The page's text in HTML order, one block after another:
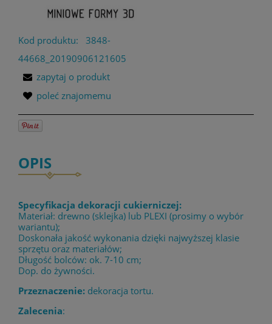
Kod produktu:
3848-
44668_20190906121605
zapytaj o produkt
poleć znajomemu
OPIS
Specyfikacja dekoracji cukierniczej:
Materiał: drewno (sklejka) lub PLEXI (prosimy o wybór
wariantu);
Doskonała jakość wykonania dzięki najwyższej klasie
sprzętu oraz materiałów;
Długość bolców: ok. 7-10 cm;
Dop. do żywności.
Przeznaczenie: dekoracja tortu.
Zalecenia: